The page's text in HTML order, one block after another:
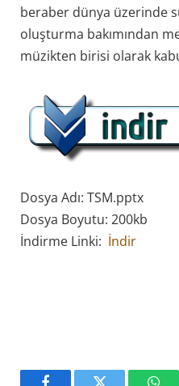
beraber dünya üzerinde
oluşturma bakımından
müzikten birisi olarak
Dosya Adı: TSM.pptx
Dosya Boyutu: 200kb
İndirme Linki: İndir